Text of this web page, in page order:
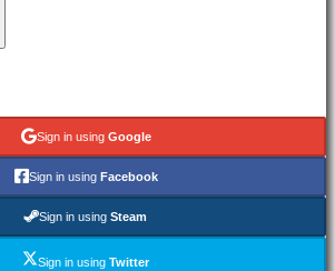
Sign in using Google
Sign in using Facebook
Sign in using Steam
Sign in usingTwitter